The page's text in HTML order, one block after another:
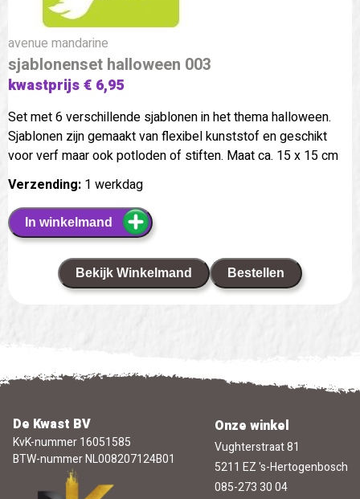
avenue mandarine
sjablonenset halloween 003
kwastprijs € 6,95
Set met 6 verschillende sjablonen in het thema halloween.
Sjablonen zijn gemaakt van flexibel kunststof en geschikt
voor verf maar ook potloden of stiften. Maat ca. 15 x 15 cm
Verzending: 1 werkdag
In winkelmand
Bekijk Winkelmand Bestellen
De Kwast BV
KvK-nummer 16051585
BTW-nummer NL008207124B01
Onze winkel
Vughterstraat 81
5211 EZ 's-Hertogenbosch
085-273 30 04